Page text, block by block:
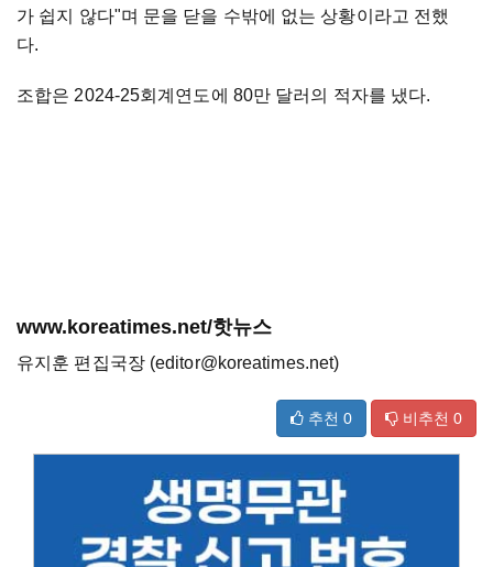
가 쉽지 않다"며 문을 닫을 수밖에 없는 상황이라고 전했
다.
조합은 2024-25회계연도에 80만 달러의 적자를 냈다.
www.koreatimes.net/핫뉴스
유지훈 편집국장 (editor@koreatimes.net)
추천 0 비추천 0